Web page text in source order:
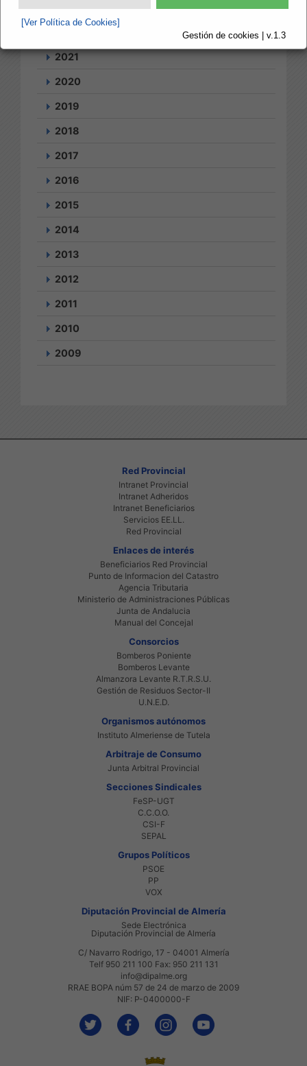
[Ver Política de Cookies]
Gestión de cookies | v.1.3
2023
2021
2020
2019
2018
2017
2016
2015
2014
2013
2012
2011
2010
2009
Red Provincial
Intranet Provincial
Intranet Adheridos
Intranet Beneficiarios
Servicios EE.LL.
Red Provincial
Enlaces de interés
Beneficiarios Red Provincial
Punto de Informacion del Catastro
Agencia Tributaria
Ministerio de Administraciones Públicas
Junta de Andalucia
Manual del Concejal
Consorcios
Bomberos Poniente
Bomberos Levante
Almanzora Levante R.T.R.S.U.
Gestión de Residuos Sector-II
U.N.E.D.
Organismos autónomos
Instituto Almeriense de Tutela
Arbitraje de Consumo
Junta Arbitral Provincial
Secciones Sindicales
FeSP-UGT
C.C.O.O.
CSI-F
SEPAL
Grupos Políticos
PSOE
PP
VOX
Diputación Provincial de Almería
Sede Electrónica
Diputación Provincial de Almería
C/ Navarro Rodrigo, 17 - 04001 Almería
Telf 950 211 100 Fax: 950 211 131
info@dipalme.org
RRAE BOPA núm 57 de 24 de marzo de 2009
NIF: P-0400000-F